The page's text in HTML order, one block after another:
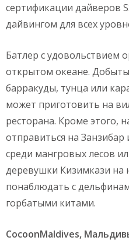
сертификации дайверов
дайвингом для всех
Батлер с удовольствием
открытом океане.
барракуды, тунца или
может приготовить на
ресторана. Кроме этого,
отправиться на Занзибар
среди мангровых лесов
деревушки Кизимкази на
понаблюдать с
горбатыми китами.
CocoonMaldives,